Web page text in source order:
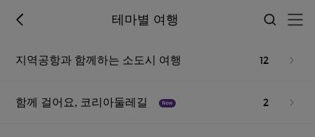
테마별 여행
지역공항과 함께하는 소도시 여행 12
함께 걸어요, 코리아둘레길 2